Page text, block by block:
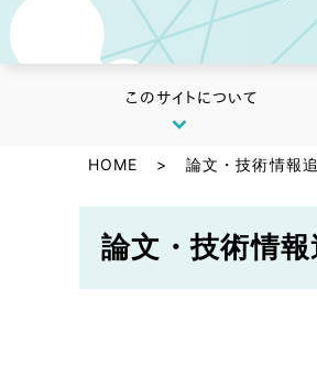
このサイトについて
HOME > 論文・技術情報
論文・技術情